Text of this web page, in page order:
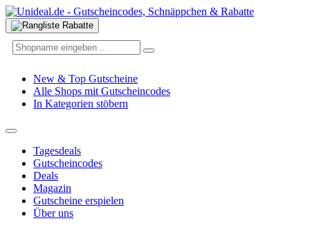
New & Top Gutscheine
Alle Shops mit Gutscheincodes
In Kategorien stöbern
Tagesdeals
Gutscheincodes
Deals
Magazin
Gutscheine erspielen
Über uns